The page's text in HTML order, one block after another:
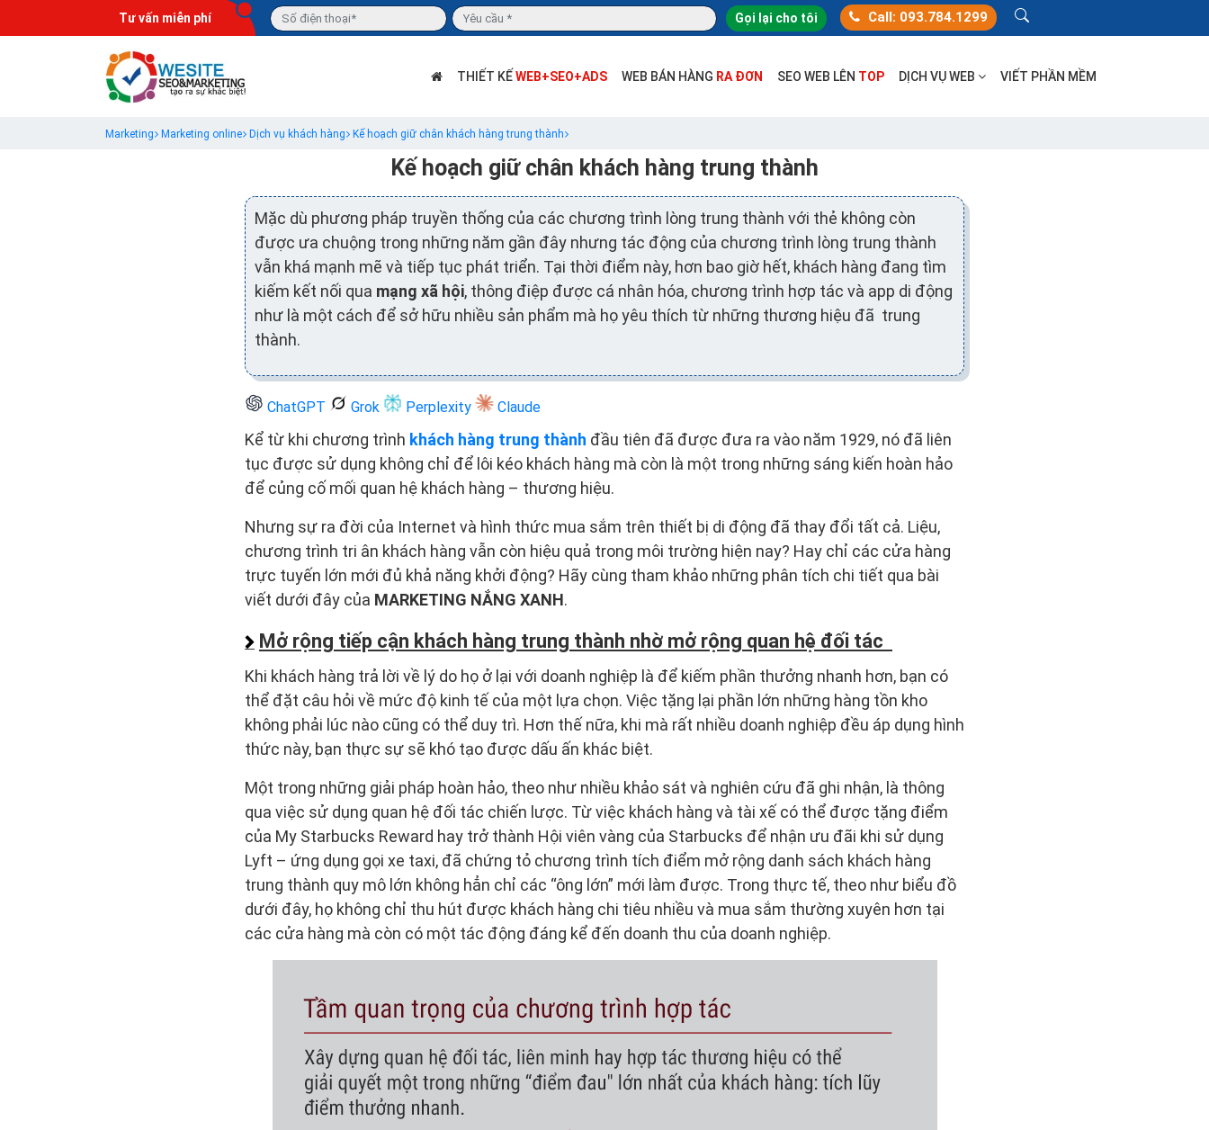
Tư vấn miễn phí Gọi lại cho tôi Call: 093.784.1299
THIẾT KẾWEB+SEO+ADS WEB BÁN HÀNG RA ĐƠN SEO WEB LÊN TOP DỊCH VỤ WEB VIẾT PHẦN MỀM
Marketing Marketing online Dịch vụ khách hàng Kế hoạch giữ chân khách hàng trung thành
Kế hoạch giữ chân khách hàng trung thành
Mặc dù phương pháp truyền thống của các chương trình lòng trung thành với thẻ không còn
được ưa chuộng trong những năm gần đây nhưng tác động của chương trình lòng trung thành
vẫn khá mạnh mẽ và tiếp tục phát triển. Tại thời điểm này, hơn bao giờ hết, khách hàng đang tìm
kiếm kết nối qua mạng xã hội, thông điệp được cá nhân hóa, chương trình hợp tác và app di động
như là một cách để sở hữu nhiều sản phẩm mà họ yêu thích từ ​​những thương hiệu đã trung
thành.
ChatGPT Grok Perplexity Claude
Kể từ khi chương trình khách hàng trung thành đầu tiên đã được đưa ra vào năm 1929, nó đã liên
tục được sử dụng không chỉ để lôi kéo khách hàng mà còn là một trong những sáng kiến hoàn hảo
để củng cố mối quan hệ khách hàng – thương hiệu.
Nhưng sự ra đời của Internet và hình thức mua sắm trên thiết bị di động đã thay đổi tất cả. Liệu,
chương trình tri ân khách hàng vẫn còn hiệu quả trong môi trường hiện nay? Hay chỉ các cửa hàng
trực tuyến lớn mới đủ khả năng khởi động? Hãy cùng tham khảo những phân tích chi tiết qua bài
viết dưới đây của MARKETING NẮNG XANH.
Mở rộng tiếp cận khách hàng trung thành nhờ mở rộng quan hệ đối tác
Khi khách hàng trả lời về lý do họ ở lại với doanh nghiệp là để kiếm phần thưởng nhanh hơn, bạn có
thể đặt câu hỏi về mức độ kinh tế của một lựa chọn. Việc tặng lại phần lớn những hàng tồn kho
không phải lúc nào cũng có thể duy trì. Hơn thế nữa, khi mà rất nhiều doanh nghiệp đều áp dụng hình
thức này, bạn thực sự sẽ khó tạo được dấu ấn khác biệt.
Một trong những giải pháp hoàn hảo, theo như nhiều khảo sát và nghiên cứu đã ghi nhận, là thông
qua việc sử dụng quan hệ đối tác chiến lược. Từ việc khách hàng và tài xế có thể được tặng điểm
của My Starbucks Reward hay trở thành Hội viên vàng của Starbucks để nhận ưu đãi khi sử dụng
Lyft – ứng dụng gọi xe taxi, đã chứng tỏ chương trình tích điểm mở rộng danh sách khách hàng
trung thành quy mô lớn không hẳn chỉ các “ông lớn” mới làm được. Trong thực tế, theo như biểu đồ
dưới đây, họ không chỉ thu hút được khách hàng chi tiêu nhiều và mua sắm thường xuyên hơn tại
các cửa hàng mà còn có một tác động đáng kể đến doanh thu của doanh nghiệp.